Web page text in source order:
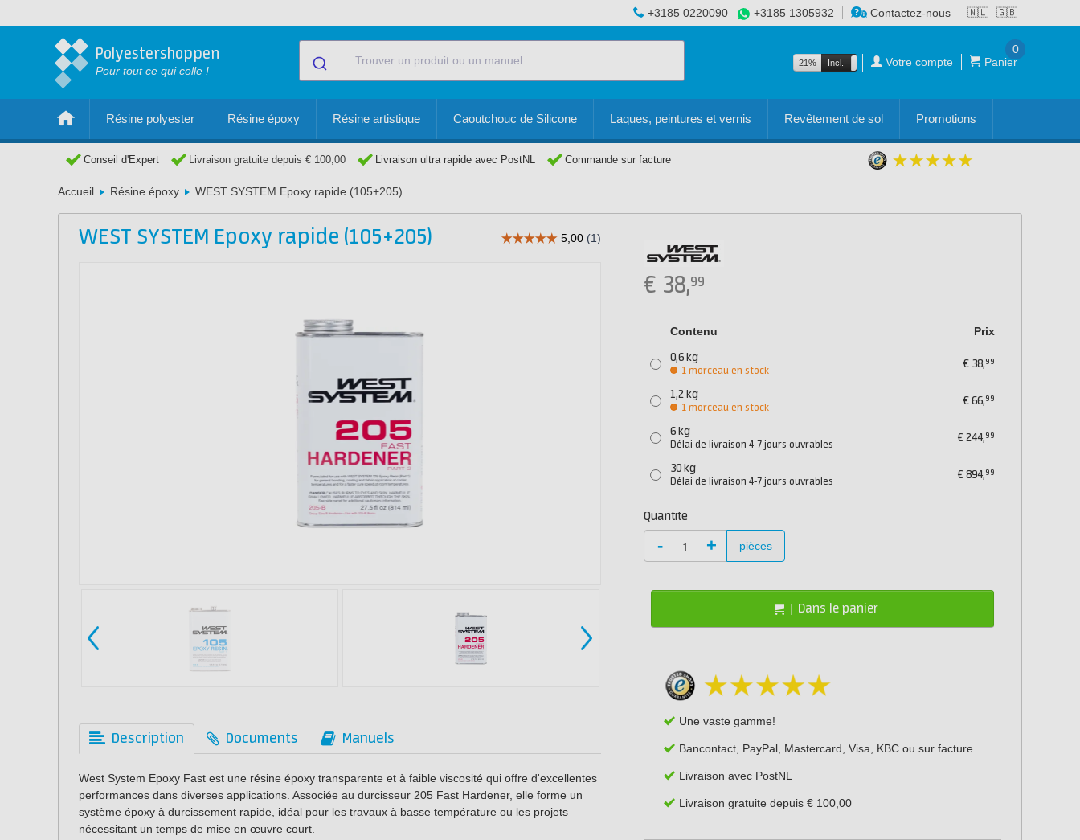
🇳🇱 🇬🇧
+3185 0220090 +3185 1305932 Contactez-nous
Polyestershoppen
Pour tout ce qui colle !
21% Incl. Excl. Votre compte Panier
0
Résine polyester Résine époxy Résine artistique Caoutchouc de Silicone Laques, peintures et vernis Revêtement de sol Promotions
Conseil d'Expert Livraison gratuite depuis € 100,00 Livraison ultra rapide avec PostNL Commande sur facture
Accueil Résine époxy WEST SYSTEM Epoxy rapide (105+205)
WEST SYSTEM Epoxy rapide (105+205)
Description Documents Manuels
West System Epoxy Fast est une résine époxy transparente et à faible viscosité qui offre d'excellentes
performances dans diverses applications. Associée au durcisseur 205 Fast Hardener, elle forme un
système époxy à durcissement rapide, idéal pour les travaux à basse température ou les projets
nécessitant un temps de mise en œuvre court.
€ 38,99
Contenu Prix
0,6 kg
1 morceau en stock
€ 38,99
1,2 kg
1 morceau en stock
€66,99
6 kg
Délai de livraison 4-7 jours ouvrables
€244,99
30 kg
Délai de livraison 4-7 jours ouvrables
€894,99
Quantité
- + pièces
Dans le panier
Une vaste gamme!
Bancontact, PayPal, Mastercard, Visa, KBC ou sur facture
Livraison avec PostNL
Livraison gratuite depuis € 100,00